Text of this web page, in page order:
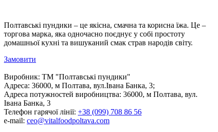
Полтавські пундики – це якісна, смачна та корисна їжа. Це –
торгова марка, яка одночасно поєднує у собі простоту
домашньої кухні та вишуканий смак страв народів світу.
Замовити
Виробник: ТМ "Полтавські пундики"
Адреса: 36000, м Полтава, вул.Івана Банка, 3;
Адреса потужностей виробництва: 36000, м Полтава, вул.
Івана Банка, 3
Телефон гарячої лінії: +38 (099) 708 86 56
e-mail: ceo@vitalfoodpoltava.com